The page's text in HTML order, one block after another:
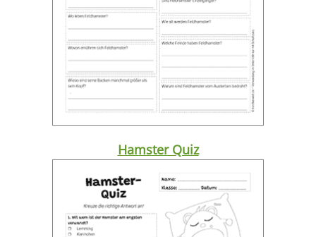
Hamster Quiz